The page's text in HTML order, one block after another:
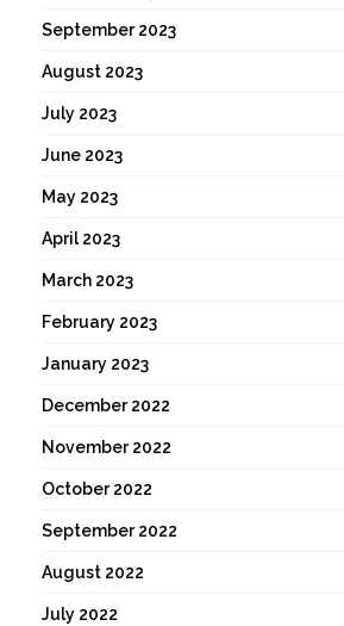
September 2023
August 2023
July 2023
June 2023
May 2023
April 2023
March 2023
February 2023
January 2023
December 2022
November 2022
October 2022
September 2022
August 2022
July 2022